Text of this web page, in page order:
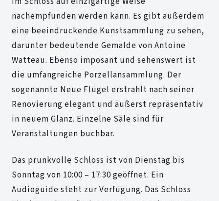
nachempfunden werden kann. Es gibt außerdem
eine beeindruckende Kunstsammlung zu sehen,
darunter bedeutende Gemälde von Antoine
Watteau. Ebenso imposant und sehenswert ist
die umfangreiche Porzellansammlung. Der
sogenannte Neue Flügel erstrahlt nach seiner
Renovierung elegant und äußerst repräsentativ
in neuem Glanz. Einzelne Säle sind für
Veranstaltungen buchbar.
Das prunkvolle Schloss ist von Dienstag bis
Sonntag von 10:00 – 17:30 geöffnet. Ein
Audioguide steht zur Verfügung. Das Schloss